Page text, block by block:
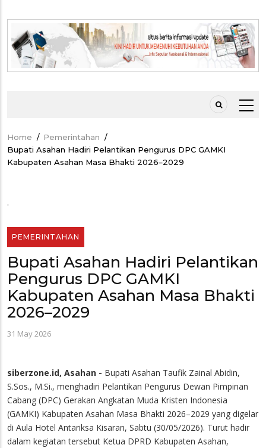
Breadcrumb
Home / Pemerintahan /
Bupati Asahan Hadiri Pelantikan Pengurus DPC GAMKI
Kabupaten Asahan Masa Bhakti 2026–2029
.
PEMERINTAHAN
Bupati Asahan Hadiri Pelantikan
Pengurus DPC GAMKI
Kabupaten Asahan Masa Bhakti
2026–2029
31 May 2026
siberzone.id, Asahan - Bupati Asahan Taufik Zainal Abidin,
S.Sos., M.Si., menghadiri Pelantikan Pengurus Dewan Pimpinan
Cabang (DPC) Gerakan Angkatan Muda Kristen Indonesia
(GAMKI) Kabupaten Asahan Masa Bhakti 2026–2029 yang digelar
di Aula Hotel Antariksa Kisaran, Sabtu (30/05/2026). Turut hadir
dalam kegiatan tersebut Ketua DPRD Kabupaten Asahan,